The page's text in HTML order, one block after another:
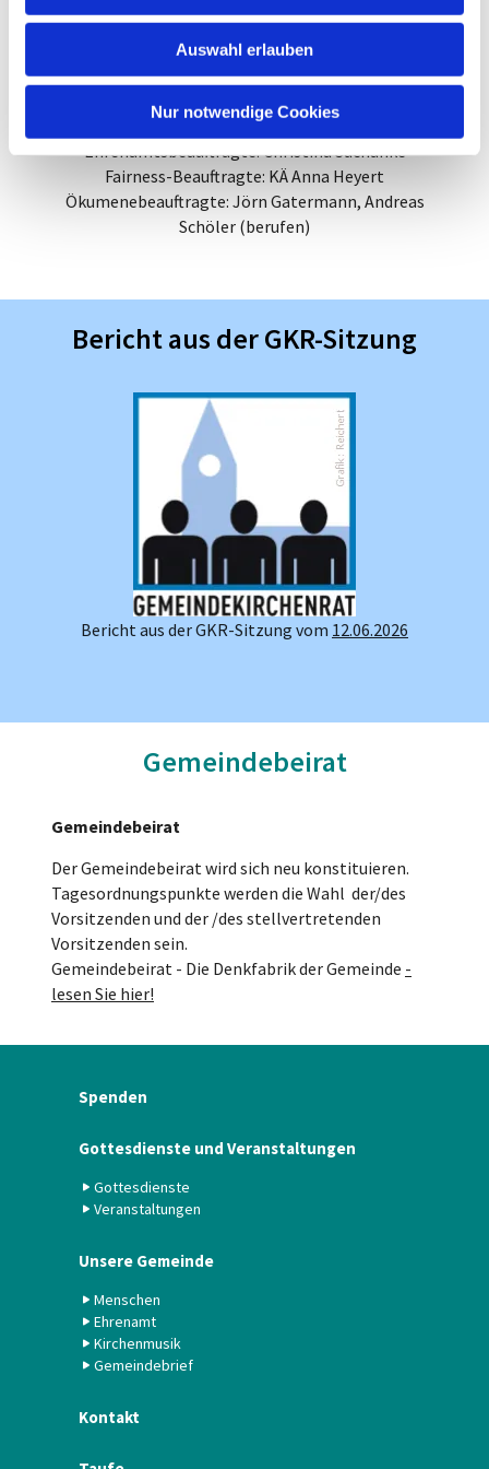
Auswahl erlauben
Nur notwendige Cookies
09.10.2026
06.11.2025
11.12.2026
Ehrenamtsbeauftragte: Christina Suchanke
Fairness-Beauftragte: KÄ Anna Heyert
Ökumenebeauftragte: Jörn Gatermann, Andreas
Schöler (berufen)
Bericht aus der GKR-Sitzung
Bericht aus der GKR-Sitzung vom 12.06.2026
Gemeindebeirat
Gemeindebeirat
Der Gemeindebeirat wird sich neu konstituieren.
Tagesordnungspunkte werden die Wahl der/des
Vorsitzenden und der /des stellvertretenden
Vorsitzenden sein.
Gemeindebeirat - Die Denkfabrik der Gemeinde -
lesen Sie hier!
Spenden
Gottesdienste und Veranstaltungen
Gottesdienste
Veranstaltungen
Unsere Gemeinde
Menschen
Ehrenamt
Kirchenmusik
Gemeindebrief
Kontakt